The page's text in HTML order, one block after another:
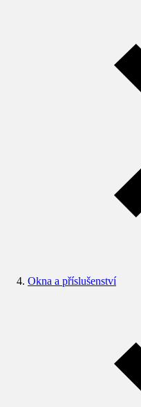
Okna a příslušenství